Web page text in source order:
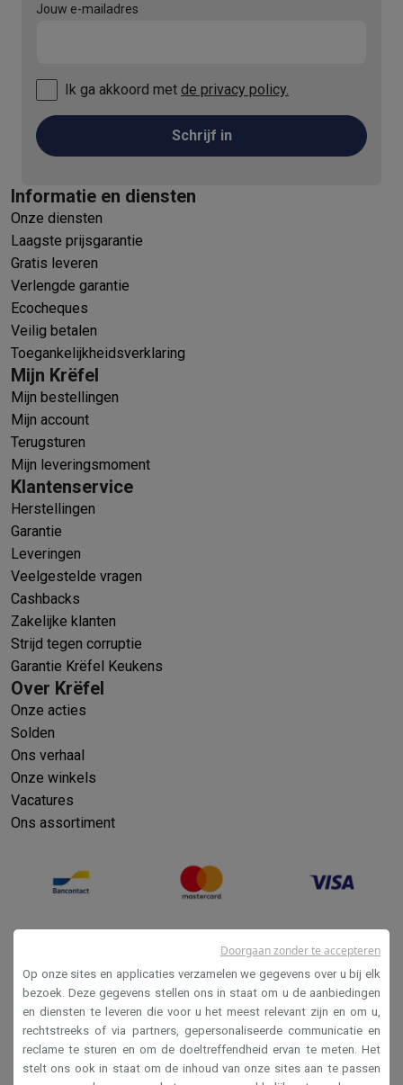
Jouw e-mailadres
Ik ga akkoord met de privacy policy.
Schrijf in
Informatie en diensten
Onze diensten
Laagste prijsgarantie
Gratis leveren
Verlengde garantie
Ecocheques
Veilig betalen
Toegankelijkheidsverklaring
Mijn Krëfel
Mijn bestellingen
Mijn account
Terugsturen
Mijn leveringsmoment
Klantenservice
Herstellingen
Garantie
Leveringen
Veelgestelde vragen
Cashbacks
Zakelijke klanten
Strijd tegen corruptie
Garantie Krëfel Keukens
Over Krëfel
Onze acties
Solden
Ons verhaal
Onze winkels
Vacatures
Ons assortiment
Verkoopsvoorwaarden
Privacy
Op onze sites en applicaties verzamelen we gegevens over u bij elk
bezoek. Deze gegevens stellen ons in staat om u de aanbiedingen
en diensten te leveren die voor u het meest relevant zijn en om u,
rechtstreeks of via partners, gepersonaliseerde communicatie en
reclame te sturen en om de doeltreffendheid ervan te meten. Het
stelt ons ook in staat om de inhoud van onze sites aan te passen
Doorgaan zonder te accepteren